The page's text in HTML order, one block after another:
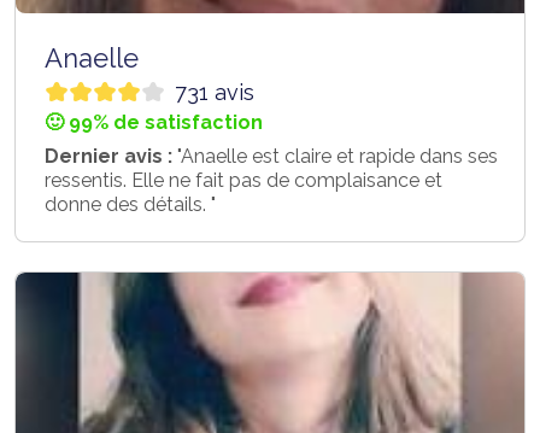
Anaelle
731 avis
🙂 99% de satisfaction
Dernier avis : "Anaelle est claire et rapide dans ses
ressentis. Elle ne fait pas de complaisance et
donne des détails. "